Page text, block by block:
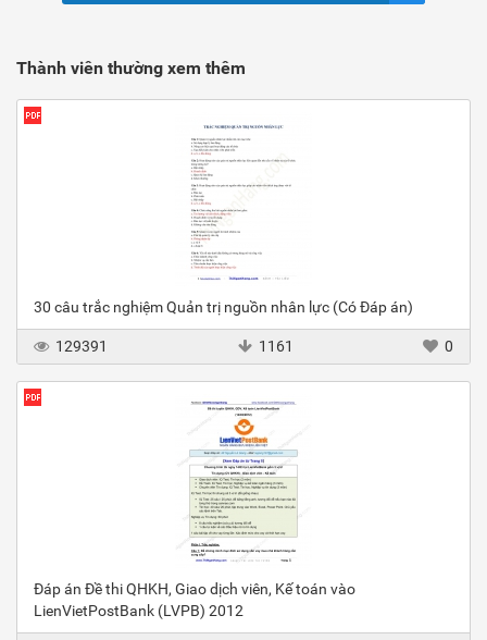
Thành viên thường xem thêm
30 câu trắc nghiệm Quản trị nguồn nhân lực (Có Đáp án)
129391 1161 0
Đáp án Đề thi QHKH, Giao dịch viên, Kế toán vào
LienVietPostBank (LVPB) 2012